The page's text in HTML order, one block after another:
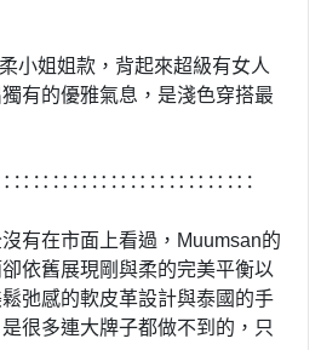
小姐姐款，背起來超級有女人
有的優雅氣息，是淺色穿搭最
有在市面上看過，Muumsan的
依舊展現剛與柔的完美平衡以
弛感的軟皮革設計與泰國的手
很多連大牌子都做不到的，只